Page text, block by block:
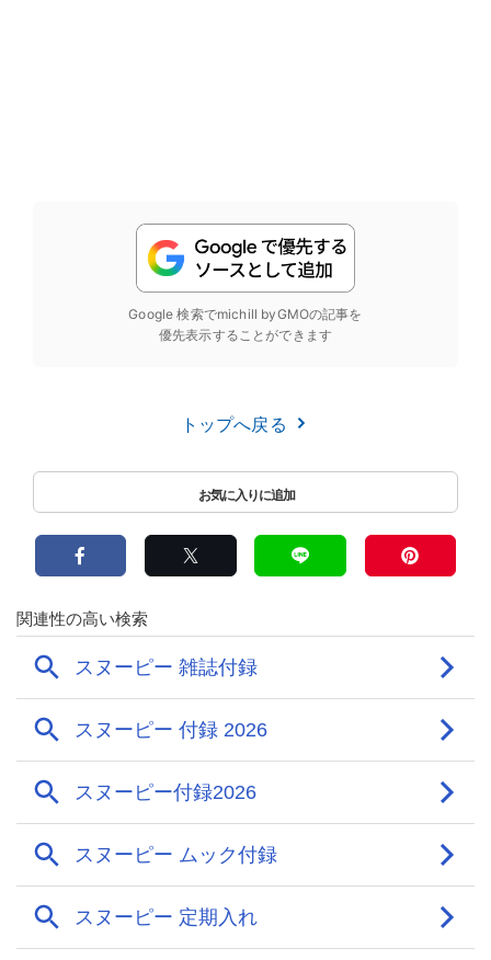
Google 検索でmichill byGMOの記事を
優先表示することができます
トップへ戻る